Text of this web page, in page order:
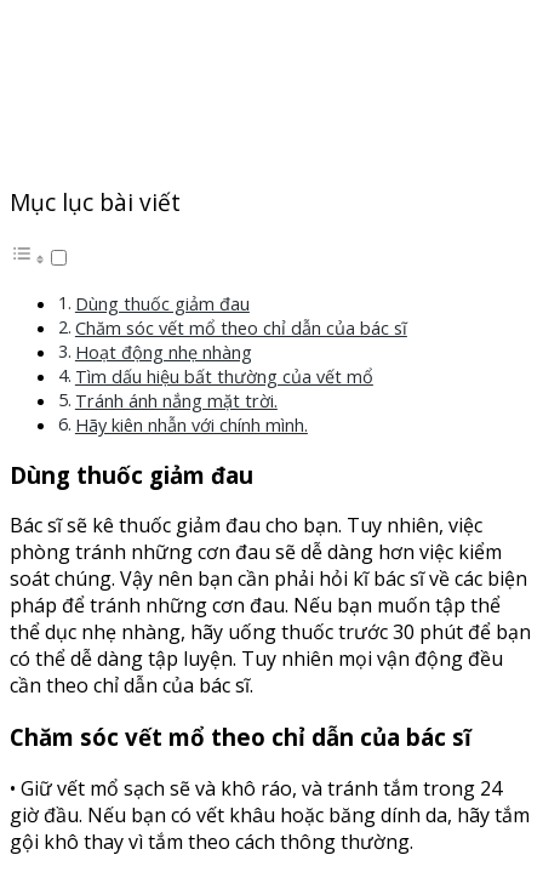
Mục lục bài viết
Dùng thuốc giảm đau
Chăm sóc vết mổ theo chỉ dẫn của bác sĩ
Hoạt động nhẹ nhàng
Tìm dấu hiệu bất thường của vết mổ
Tránh ánh nắng mặt trời.
Hãy kiên nhẫn với chính mình.
Dùng thuốc giảm đau
Bác sĩ sẽ kê thuốc giảm đau cho bạn. Tuy nhiên, việc
phòng tránh những cơn đau sẽ dễ dàng hơn việc kiểm
soát chúng. Vậy nên bạn cần phải hỏi kĩ bác sĩ về các biện
pháp để tránh những cơn đau. Nếu bạn muốn tập thể
thể dục nhẹ nhàng, hãy uống thuốc trước 30 phút để bạn
có thể dễ dàng tập luyện. Tuy nhiên mọi vận động đều
cần theo chỉ dẫn của bác sĩ.
Chăm sóc vết mổ theo chỉ dẫn của bác sĩ
• Giữ vết mổ sạch sẽ và khô ráo, và tránh tắm trong 24
giờ đầu. Nếu bạn có vết khâu hoặc băng dính da, hãy tắm
gội khô thay vì tắm theo cách thông thường.